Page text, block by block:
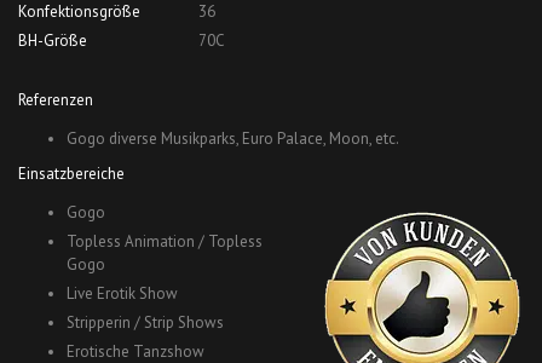
Konfektionsgröße
36
BH-Größe
70C
Referenzen
Gogo diverse Musikparks, Euro Palace, Moon, etc.
Einsatzbereiche
Gogo
Topless Animation / Topless
Gogo
Live Erotik Show
Stripperin / Strip Shows
Erotische Tanzshow